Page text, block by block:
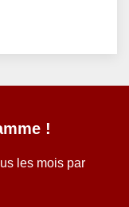
!
les mois par